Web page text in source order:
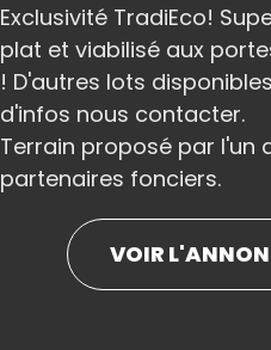
Exclusivité TradiEco!
plat et viabilisé aux
! D'autres lots
d'infos nous contacter.
Terrain proposé par l'un
partenaires fonciers.
VOIR